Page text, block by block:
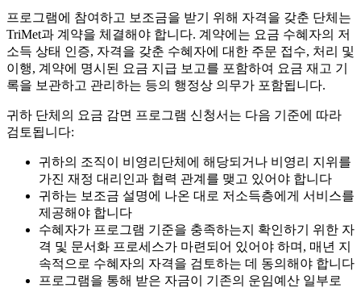
프로그램에 참여하고 보조금을 받기 위해 자격을 갖춘 단체는
TriMet과 계약을 체결해야 합니다. 계약에는 요금 수혜자의 저
소득 상태 인증, 자격을 갖춘 수혜자에 대한 주문 접수, 처리 및
이행, 계약에 명시된 요금 지급 보고를 포함하여 요금 재고 기
록을 보관하고 관리하는 등의 행정상 의무가 포함됩니다.
귀하 단체의 요금 감면 프로그램 신청서는 다음 기준에 따라
검토됩니다:
귀하의 조직이 비영리단체에 해당되거나 비영리 지위를
가진 재정 대리인과 협력 관계를 맺고 있어야 합니다
귀하는 보조금 설명에 나온 대로 저소득층에게 서비스를
제공해야 합니다
수혜자가 프로그램 기준을 충족하는지 확인하기 위한 자
격 및 문서화 프로세스가 마련되어 있어야 하며, 매년 지
속적으로 수혜자의 자격을 검토하는 데 동의해야 합니다
프로그램을 통해 받은 자금이 기존의 운임예산 일부로